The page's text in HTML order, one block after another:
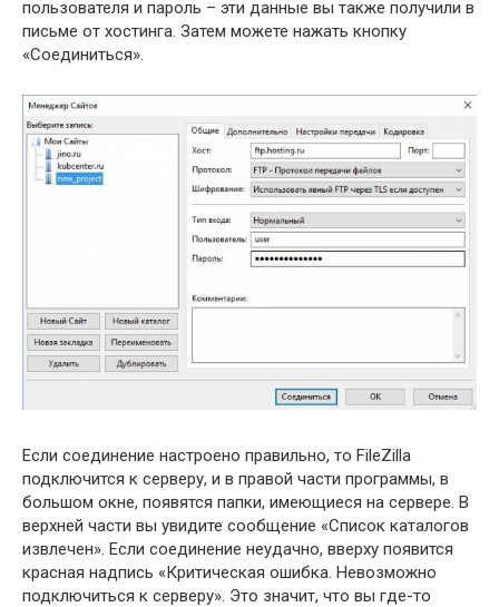
пользователя и пароль – эти данные вы также получили в
письме от хостинга. Затем можете нажать кнопку
«Соединиться».
Если соединение настроено правильно, то FileZilla
подключится к серверу, и в правой части программы, в
большом окне, появятся папки, имеющиеся на сервере. В
верхней части вы увидите сообщение «Список каталогов
извлечен». Если соединение неудачно, вверху появится
красная надпись «Критическая ошибка. Невозможно
подключиться к серверу». Это значит, что вы где-то